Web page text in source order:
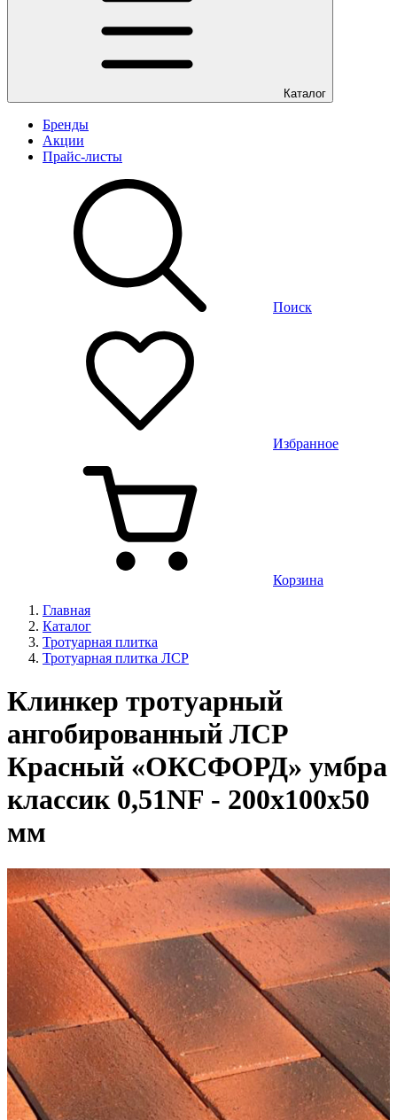
Каталог
Бренды
Акции
Прайс-листы
Поиск
Избранное
Корзина
Главная
Каталог
Тротуарная плитка
Тротуарная плитка ЛСР
Клинкер тротуарный
ангобированный ЛСР
Красный «ОКСФОРД» умбра
классик 0,51NF - 200х100х50
мм